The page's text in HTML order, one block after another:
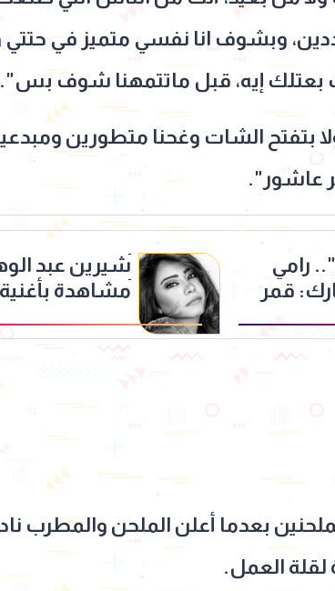
وبشوف انا نفسي متميز في حتتي
إيه، قبل ماتتمهنا شوف بس".
بتفتح الشات وغحنا متطورين
عاشور".
رامي
قمر
مشاهدة بأغنية
بعدما أعلن الملحن والمطرب
لقلة العمل.